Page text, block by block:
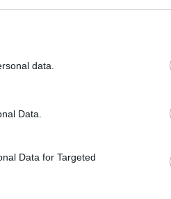
data.
Data.
Data for Targeted